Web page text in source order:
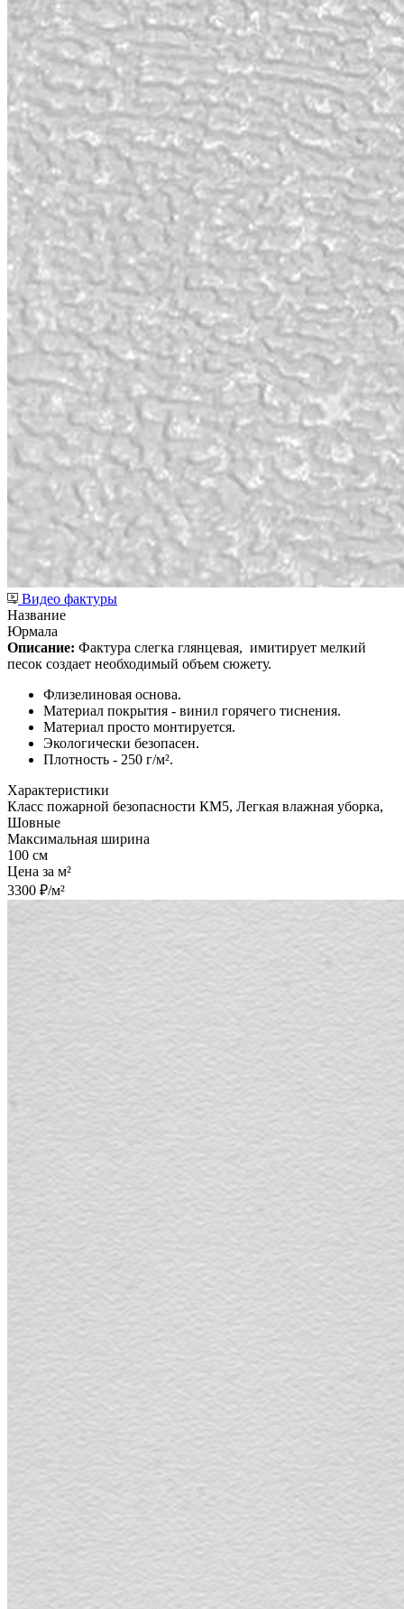
Видео фактуры
Название
Юрмала
Описание: Фактура слегка глянцевая, имитирует мелкий
песок создает необходимый объем сюжету.
Флизелиновая основа.
Материал покрытия - винил горячего тиснения.
Материал просто монтируется.
Экологически безопасен.
Плотность - 250 г/м².
Характеристики
Класс пожарной безопасности КМ5, Легкая влажная уборка,
Шовные
Максимальная ширина
100 см
Цена за м²
3300 ₽/м²